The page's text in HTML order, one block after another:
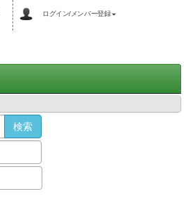
ログイン/メンバー登録